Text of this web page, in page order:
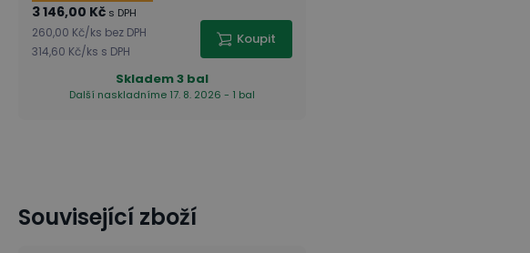
3 146,00 Kč s DPH
260,00 Kč/ks bez DPH
314,60 Kč/ks s DPH
Koupit
Skladem3 bal
Další naskladníme 17. 8. 2026 - 1 bal
Související zboží